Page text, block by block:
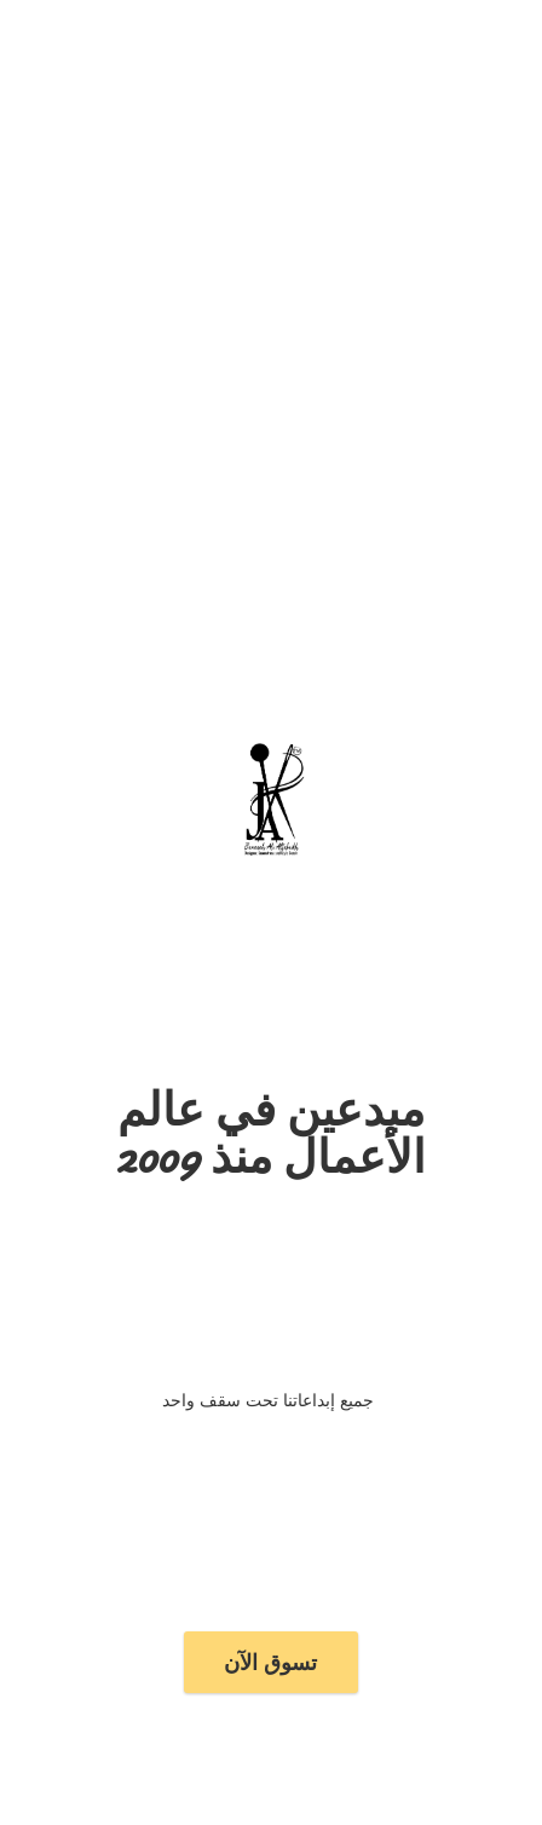
مبدعين في عالم
الأعمال منذ 2009
تسوق الآن